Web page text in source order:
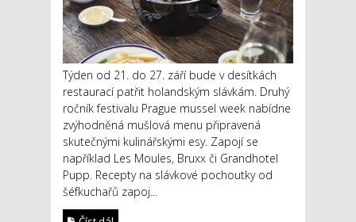
Týden od 21. do 27. září bude v desítkách
restaurací patřit holandským slávkám. Druhý
ročník festivalu Prague mussel week nabídne
zvýhodněná mušlová menu připravená
skutečnými kulinářskými esy. Zapojí se
například Les Moules, Bruxx či Grandhotel
Pupp. Recepty na slávkové pochoutky od
šéfkuchařů zapoj...